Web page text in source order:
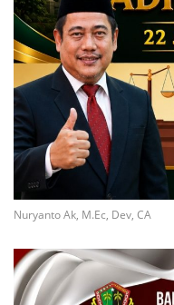
Nuryanto Ak, M.Ec, Dev, CA